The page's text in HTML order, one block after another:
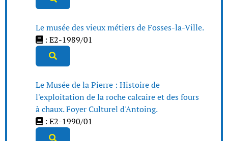
Le musée des vieux métiers de Fosses-la-Ville.
: E2-1989/01
Le Musée de la Pierre : Histoire de
l'exploitation de la roche calcaire et des fours
à chaux. Foyer Culturel d'Antoing.
: E2-1990/01